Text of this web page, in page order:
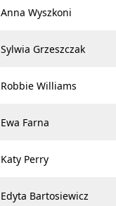
Anna Wyszkoni
Sylwia Grzeszczak
Robbie Williams
Ewa Farna
Katy Perry
Edyta Bartosiewicz